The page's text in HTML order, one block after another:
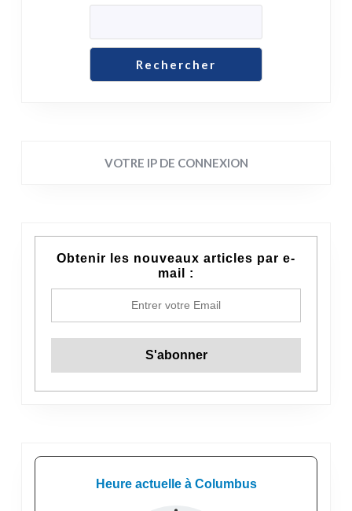
Rechercher
VOTRE IP DE CONNEXION
Obtenir les nouveaux articles par e-
mail :